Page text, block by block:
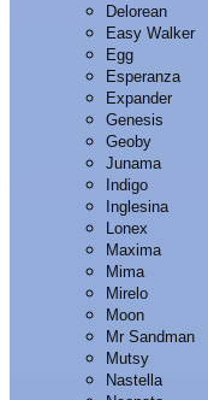
Delorean
Easy Walker
Egg
Esperanza
Expander
Genesis
Geoby
Junama
Indigo
Inglesina
Lonex
Maxima
Mima
Mirelo
Moon
Mr Sandman
Mutsy
Nastella